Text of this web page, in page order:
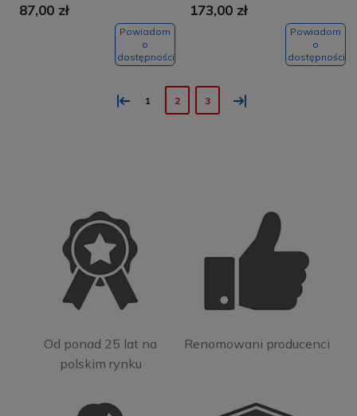
87,00 zł
Powiadom
o
dostępności
173,00 zł
Powiadom
o
dostępności
« 1 2 3 »
Od ponad 25 lat na
polskim rynku
Renomowani producenci